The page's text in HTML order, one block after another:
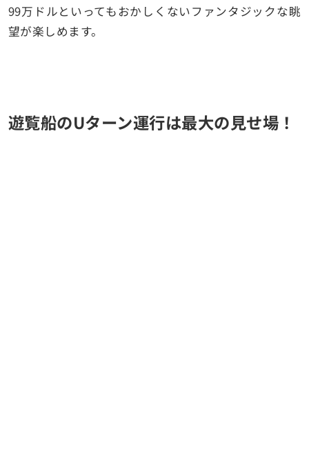
99万ドルといってもおかしくないファンタジックな眺
望が楽しめます。
遊覧船のUターン運行は最大の見せ場！